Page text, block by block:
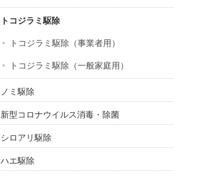
トコジラミ駆除
トコジラミ駆除（事業者用）
トコジラミ駆除（一般家庭用）
ノミ駆除
新型コロナウイルス消毒・除菌
シロアリ駆除
ハエ駆除